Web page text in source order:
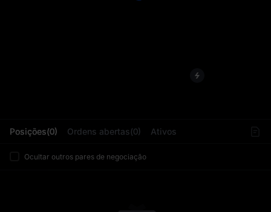
Posições(0) Ordens abertas(0) Ativos
Ocultar outros pares de negociação